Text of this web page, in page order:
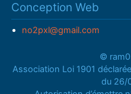
Conception Web
no2pxl@gmail.com
©
Association Loi 1901
du 26/